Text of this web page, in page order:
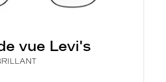
vue Levi's